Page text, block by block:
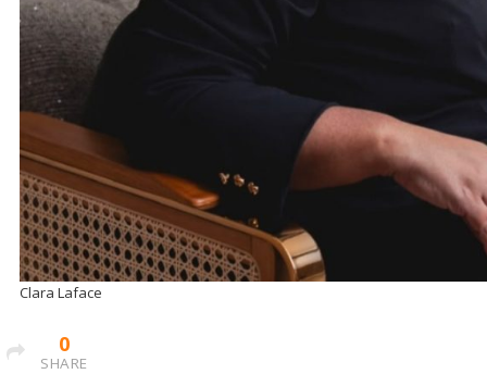
Clara Laface
0
SHARE